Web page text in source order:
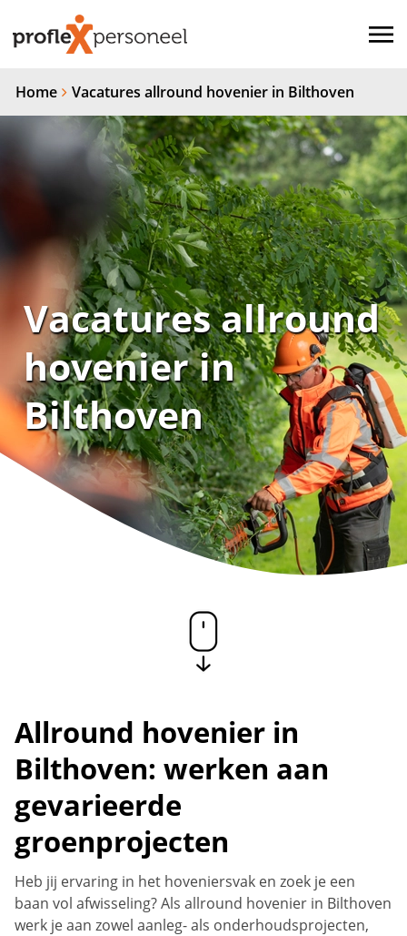
Home Vacatures allround hovenier in Bilthoven
Vacatures allround
hovenier in
Bilthoven
Allround hovenier in
Bilthoven: werken aan
gevarieerde
groenprojecten
Heb jij ervaring in het hoveniersvak en zoek je een
baan vol afwisseling? Als allround hovenier in Bilthoven
werk je aan zowel aanleg- als onderhoudsprojecten,